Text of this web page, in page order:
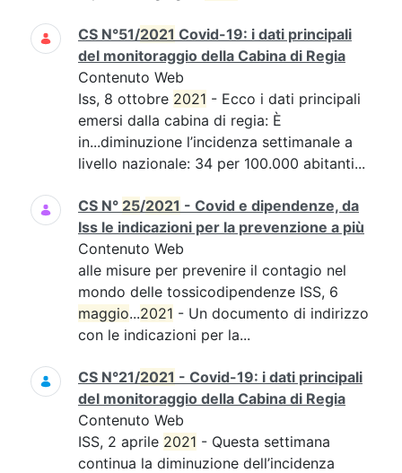
CS N°51/2021 Covid-19: i dati principali
del monitoraggio della Cabina di Regia
Contenuto Web
Iss, 8 ottobre 2021 - Ecco i dati principali
emersi dalla cabina di regia: È
in...diminuzione l’incidenza settimanale a
livello nazionale: 34 per 100.000 abitanti...
CS N° 25/2021 - Covid e dipendenze, da
Iss le indicazioni per la prevenzione a più
Contenuto Web
alle misure per prevenire il contagio nel
mondo delle tossicodipendenze ISS, 6
maggio...2021 - Un documento di indirizzo
con le indicazioni per la...
CS N°21/2021 - Covid-19: i dati principali
del monitoraggio della Cabina di Regia
Contenuto Web
ISS, 2 aprile 2021 - Questa settimana
continua la diminuzione dell’incidenza